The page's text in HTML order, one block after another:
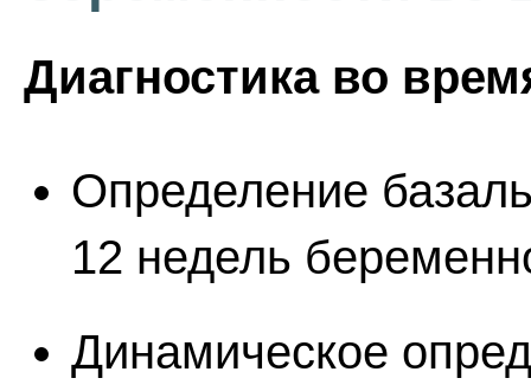
Диагностика во
Определение
12 недель
Динамическое